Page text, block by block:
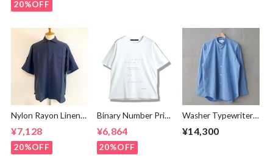
20%OFF
Nylon Rayon Linen
One Up Collar S/S
Shirts Navy
¥7,128
20%OFF
Binary Number Print
¥6,864
20%OFF
Washer Typewriter
Collar Shirt Blue
¥14,300